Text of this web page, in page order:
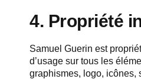
4. Propriété
Samuel Guerin est
d’usage sur tous les
graphismes, logo,